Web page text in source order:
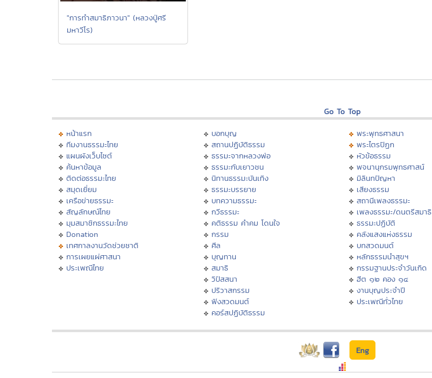
"การทำสมาธิภาวนา" (หลวงปู่ศรี
มหาวีโร)
Go To Top
หน้าแรก
ทีมงานธรรมะไทย
แผนผังเว็บไซต์
ค้นหาข้อมูล
ติดต่อธรรมะไทย
สมุดเยี่ยม
เครือข่ายธรรมะ
สัญลักษณ์ไทย
มุมสมาชิกธรรมะไทย
Donation
เทศกาลงานวัดช่วยชาติ
การเผยแผ่ศาสนา
ประเพณีไทย
บอกบุญ
สถานปฏิบัติธรรม
ธรรมะจากหลวงพ่อ
ธรรมะกับเยาวชน
นิทานธรรมะบันเทิง
ธรรมะบรรยาย
บทความธรรมะ
กวีธรรมะ
คติธรรม คำคม โดนใจ
กรรม
ศีล
บุญทาน
สมาธิ
วิปัสสนา
ปริวาสกรรม
ฟังสวดมนต์
คอร์สปฏิบัติธรรม
พระพุทธศาสนา
พระไตรปิฏก
หัวข้อธรรม
พจนานุกรมพุทธศาสน์
มิลินทปัญหา
เสียงธรรม
สถานีเพลงธรรมะ
เพลงธรรมะ/ดนตรีสมาธิ
ธรรมะปฏิบัติ
คลังแสงแห่งธรรม
บทสวดมนต์
หลักธรรมนำสุขฯ
กรรมฐานประจำวันเกิด
ฮีต ๑๒ คอง ๑๔
งานบุญประจำปี
ประเพณีทั่วไทย
Eng